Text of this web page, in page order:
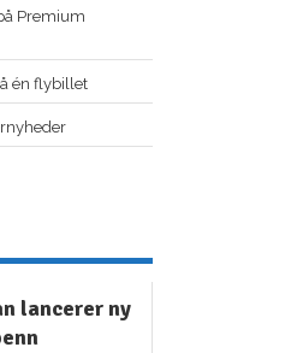
Premium
én flybillet
lancerer ny